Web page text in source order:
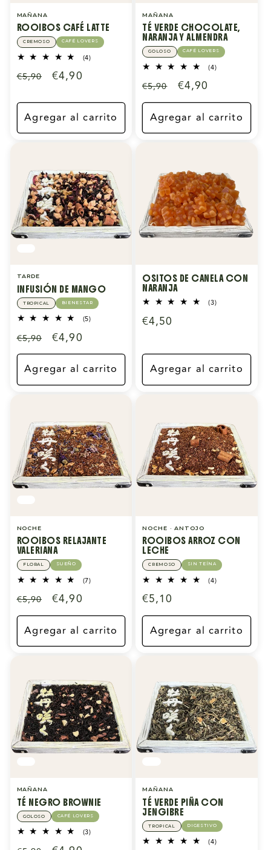
MAÑANA
ROOIBOS CAFÉ LATTE
CREMOSO CAFÉ LOVERS
(4)4
Precio
€5,90
Precio
oferta
€4,90
Agregar al carrito
MAÑANA
TÉ VERDE CHOCOLATE,
NARANJA Y ALMENDRA
GOLOSO CAFÉ LOVERS
(4)4
Precio
habitual
€5,90
Precio
de
oferta
€4,90
Agregar al carrito
TARDE
INFUSIÓN DE MANGO
TROPICAL BIENESTAR
(5)5
Precio
habitual
€5,90
Precio
de
oferta
€4,90
Agregar al carrito
OSITOS DE CANELA CON
NARANJA
(3)3
Precio
€4,50
Agregar al carrito
NOCHE
ROOIBOS RELAJANTE
VALERIANA
FLORAL SUEÑO
(7)7
Precio
habitual
€5,90
Precio
de
oferta
€4,90
Agregar al carrito
NOCHE · ANTOJO
ROOIBOS ARROZ CON
LECHE
CREMOSO SIN TEÍNA
(4)4
Precio
habitual
€5,10
Agregar al carrito
MAÑANA
TÉ NEGRO BROWNIE
GOLOSO CAFÉ LOVERS
(3)3
MAÑANA
TÉ VERDE PIÑA CON
JENGIBRE
TROPICAL DIGESTIVO
(4)4